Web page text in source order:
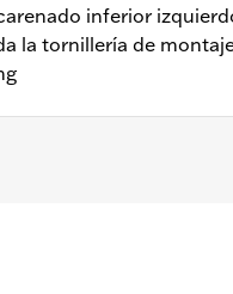
inferior
la tornillería de